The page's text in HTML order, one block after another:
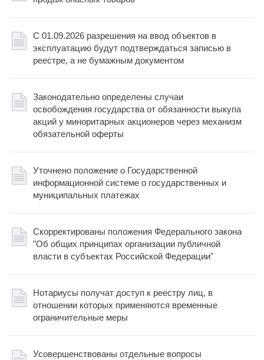
С 01.09.2026 разрешения на ввод объектов в
эксплуатацию будут подтверждаться записью в
реестре, а не бумажным документом
Законодательно определены случаи
освобождения государства от обязанности выкупа
акций у миноритарных акционеров через механизм
обязательной оферты
Уточнено положение о Государственной
информационной системе о государственных и
муниципальных платежах
Скорректированы положения Федерального закона
"Об общих принципах организации публичной
власти в субъектах Российской Федерации"
Нотариусы получат доступ к реестру лиц, в
отношении которых применяются временные
ограничительные меры
Усовершенствованы отдельные вопросы